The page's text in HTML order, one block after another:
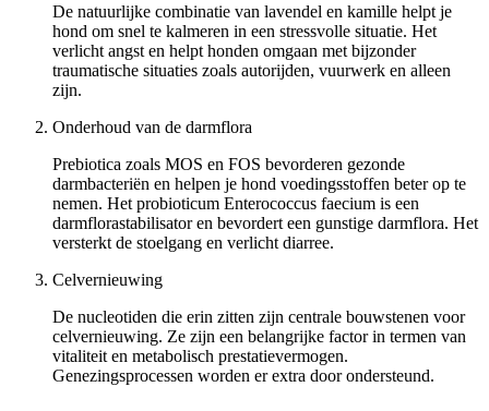
De natuurlijke combinatie van lavendel en kamille helpt je
hond om snel te kalmeren in een stressvolle situatie. Het
verlicht angst en helpt honden omgaan met bijzonder
traumatische situaties zoals autorijden, vuurwerk en alleen
zijn.
Onderhoud van de darmflora
Prebiotica zoals MOS en FOS bevorderen gezonde
darmbacteriën en helpen je hond voedingsstoffen beter op te
nemen. Het probioticum Enterococcus faecium is een
darmflorastabilisator en bevordert een gunstige darmflora. Het
versterkt de stoelgang en verlicht diarree.
Celvernieuwing
De nucleotiden die erin zitten zijn centrale bouwstenen voor
celvernieuwing. Ze zijn een belangrijke factor in termen van
vitaliteit en metabolisch prestatievermogen.
Genezingsprocessen worden er extra door ondersteund.